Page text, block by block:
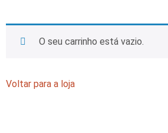
O seu carrinho está vazio.
Voltar para a loja